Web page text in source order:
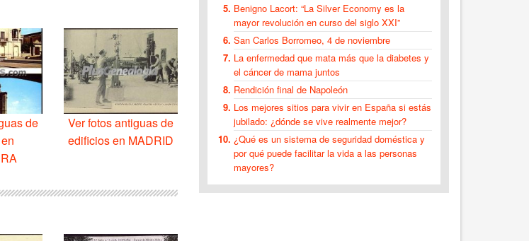
de
Ver fotos antiguas de
edificios en MADRID
Benigno Lacort: “La Silver Economy es la
mayor revolución en curso del siglo XXI”
San Carlos Borromeo, 4 de noviembre
La enfermedad que mata más que la diabetes y
el cáncer de mama juntos
Rendición final de Napoleón
Los mejores sitios para vivir en España si estás
jubilado: ¿dónde se vive realmente mejor?
¿Qué es un sistema de seguridad doméstica y
por qué puede facilitar la vida a las personas
mayores?